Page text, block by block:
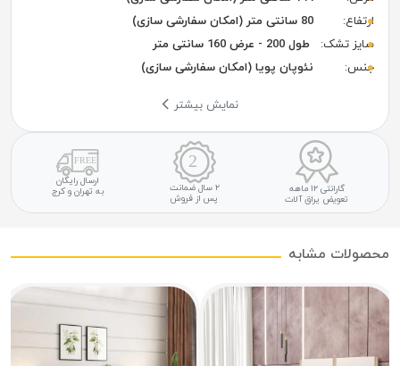
ارتفاع:
80 سانتی متر (امکان سفارشی سازی)
سایز تشک:
طول 200 - عرض 160 سانتی متر
جنس:
نئوپان پویا (امکان سفارشی سازی)
نمایش بیشتر
گارانتی ۱۲ ماهه
تعویض یراق آلات
۲ سال ضمانت
پس از فروش
ارسال رایگان
به تهران و کرج
محصولات مشابه